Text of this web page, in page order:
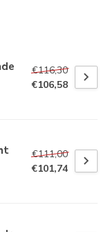
€116,30
€106,58
€111,00
€101,74